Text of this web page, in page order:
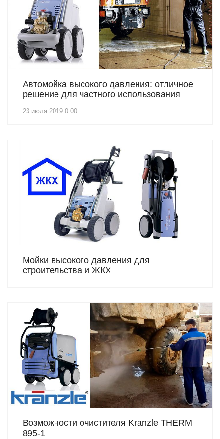
Автомойка высокого давления: отличное
решение для частного использования
23 июля 2019 0:00
Мойки высокого давления для
строительства и ЖКХ
Возможности очистителя Kranzle THERM
895-1